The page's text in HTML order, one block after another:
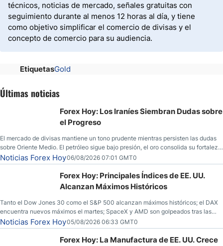
técnicos, noticias de mercado, señales gratuitas con
seguimiento durante al menos 12 horas al día, y tiene
como objetivo simplificar el comercio de divisas y el
concepto de comercio para su audiencia.
EtiquetasGold
Últimas noticias
Forex Hoy: Los Iraníes Siembran Dudas sobre
el Progreso
El mercado de divisas mantiene un tono prudente mientras persisten las dudas
sobre Oriente Medio. El petróleo sigue bajo presión, el oro consolida su fortaleza
y los operadores esperan nuevas referencias económicas desde Estados
Unidos.
Noticias Forex Hoy06/08/2026 07:01 GMT0
Forex Hoy: Principales Índices de EE. UU.
Alcanzan Máximos Históricos
Tanto el Dow Jones 30 como el S&P 500 alcanzan máximos históricos; el DAX
encuentra nuevos máximos el martes; SpaceX y AMD son golpeados tras las
llamadas de ganancias; el petróleo crudo cae por debajo de los $80 con nuevas
esperanzas; el dólar estadounidense continúa intentando estabilizarse frente al
yen; el peso mexicano ve un repunte a medida que las tasas caen en EE. UU.
Noticias Forex Hoy05/08/2026 06:33 GMT0
Forex Hoy: La Manufactura de EE. UU. Crece